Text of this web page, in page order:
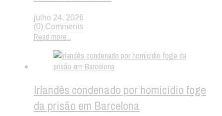
julho 24, 2026
(0) Comments
Read more...
Irlandês condenado por homicídio foge
da prisão em Barcelona